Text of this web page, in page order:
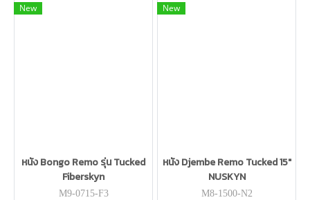
New
หนัง Bongo Remo รุ่น Tucked
Fiberskyn
M9-0715-F3
New
หนัง Djembe Remo Tucked 15"
NUSKYN
M8-1500-N2